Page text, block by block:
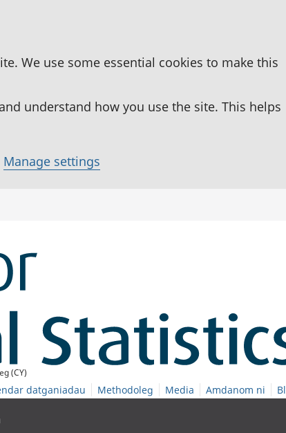
We use some essential cookies to make this
understand how you use the site. This helps
Manage settings
(CY)
datganiadau Methodoleg Media Amdanom ni